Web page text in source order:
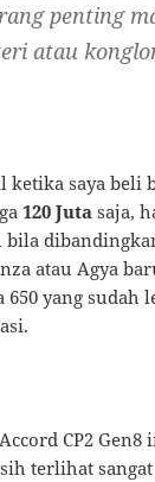
penting
atau
ketika saya beli
120 Juta saja,
atau Agya
650 yang sudah
CP2 Gen8
terlihat